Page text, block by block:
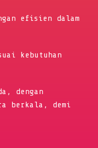
efisien dalam
kebutuhan
dengan
berkala, demi